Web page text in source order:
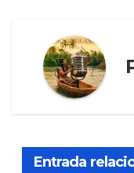
Entrada